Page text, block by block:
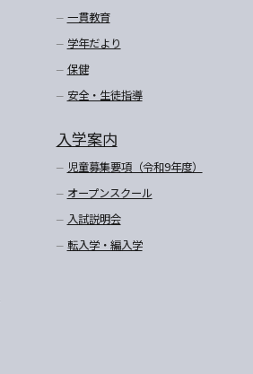
一貫教育
学年だより
保健
安全・生徒指導
入学案内
児童募集要項（令和9年度）
オープンスクール
入試説明会
転入学・編入学